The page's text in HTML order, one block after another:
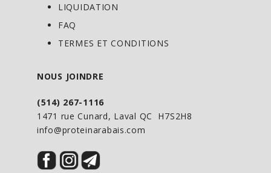
LIQUIDATION
FAQ
TERMES ET CONDITIONS
NOUS JOINDRE
(514) 267-1116
1471 rue Cunard, Laval QC H7S2H8
info@proteinarabais.com